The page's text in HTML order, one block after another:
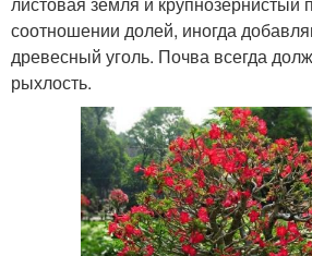
соотношении долей, иногда
древесный уголь. Почва всегда
рыхлость.